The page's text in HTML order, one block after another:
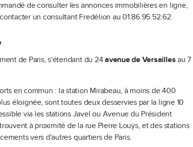
de consulter les annonces immobilières en ligne,
un consultant Fredélion au 01.86.95.52.62.
de Paris, s'étendant du 24avenue de Versailles au 7
en commun : la station Mirabeau, à moins de 400
éloignée, sont toutes deux desservies par la ligne 10
via les stations Javel ou Avenue du Président
à proximité de la rue Pierre Louÿs, et des stations
vers d'autres quartiers de Paris.